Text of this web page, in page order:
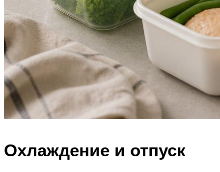
Охлаждение и отпуск